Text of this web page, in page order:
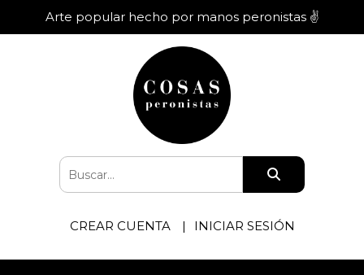
Arte popular hecho por manos peronistas ✌️
CREAR CUENTA INICIAR SESIÓN